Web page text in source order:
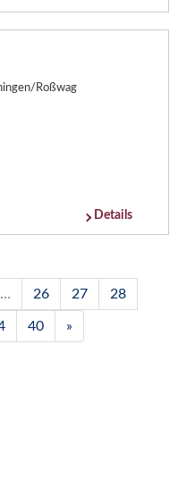
Roßwag
Details
… 26 27 28
40 »